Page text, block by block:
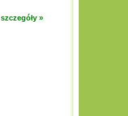
szczegóły »